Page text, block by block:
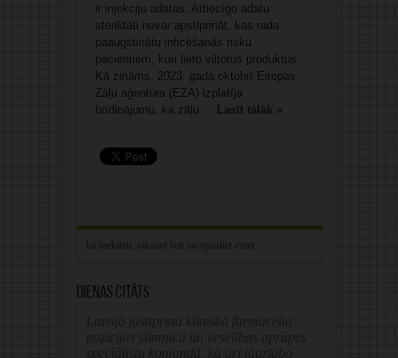
ir injekciju adatas. Attiecīgo adatu
sterilitāti nevar apstiprināt, kas rada
paaugstinātu inficēšanās risku
pacientiem, kuri lieto viltotus produktus.
Kā zināms, 2023. gada oktobrī Eiropas
Zāļu aģentūra (EZA) izplatīja
brīdinājumu, ka zāļu ... Lasīt tālāk »
Dienas citāts